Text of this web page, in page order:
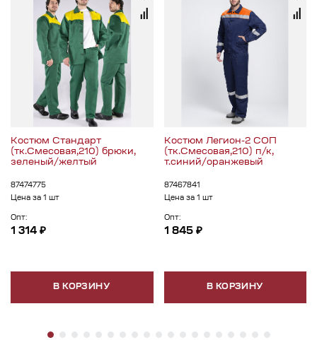
Костюм Стандарт
(тк.Смесовая,210) брюки,
зеленый/желтый
87474775
Цена за 1 шт
Опт:
1 314 ₽
В КОРЗИНУ
Костюм Легион-2 СОП
(тк.Смесовая,210) п/к,
т.синий/оранжевый
87467841
Цена за 1 шт
Опт:
1 845 ₽
В КОРЗИНУ